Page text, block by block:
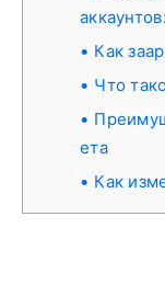
Как
Что
ета
Как